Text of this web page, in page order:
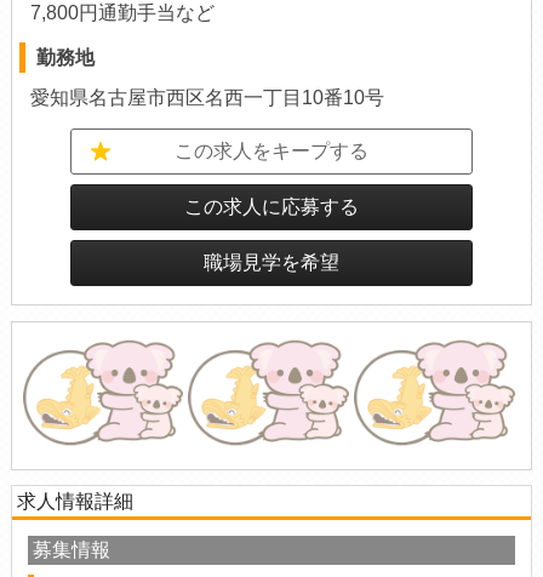
7,800円通勤手当など
勤務地
愛知県名古屋市西区名西一丁目10番10号
この求人をキープする
この求人に応募する
職場見学を希望
求人情報詳細
募集情報